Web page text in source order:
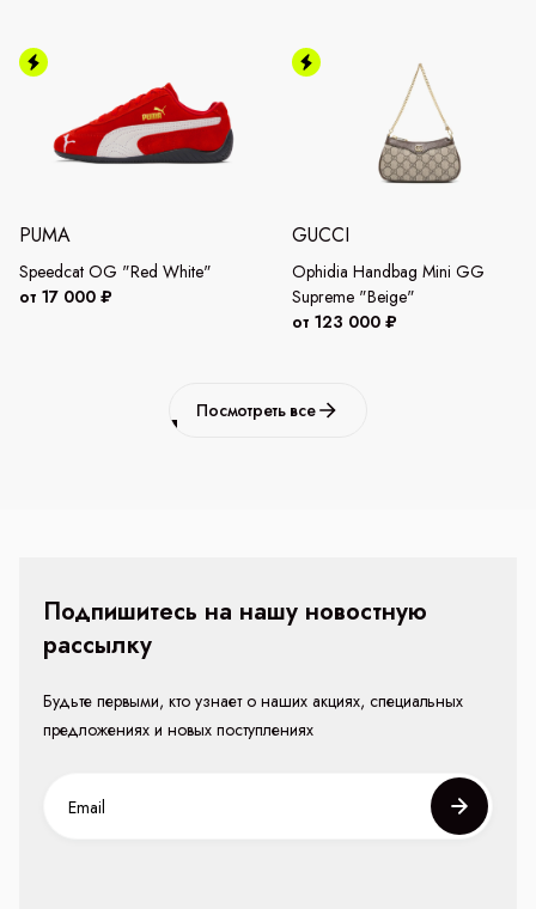
PUMA
Speedcat OG "Red White"
от 17 000 ₽
GUCCI
Ophidia Handbag Mini GG
Supreme "Beige"
от 123 000 ₽
Посмотреть все
Подпишитесь на нашу новостную
рассылку
Будьте первыми, кто узнает о наших акциях, специальных
предложениях и новых поступлениях